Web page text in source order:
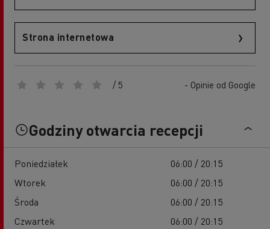
Strona internetowa
/ 5 - Opinie od Google
Godziny otwarcia recepcji
Poniedziałek
06:00 / 20:15
Wtorek
06:00 / 20:15
Środa
06:00 / 20:15
Czwartek
06:00 / 20:15